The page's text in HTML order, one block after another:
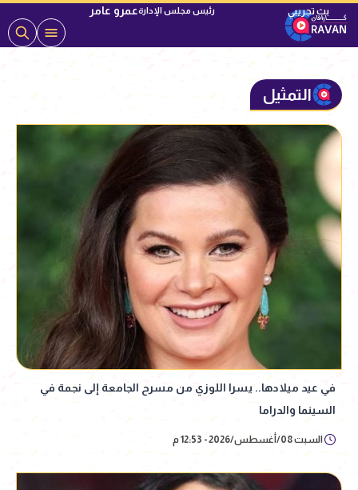
رئيس مجلس الإدارةعمرو عامر
التمثيل
في عيد ميلادها.. يسرا اللوزي من مسرح الجامعة إلى نجمة في
السينما والدراما
السبت 08/أغسطس/2026 - 12:53 م